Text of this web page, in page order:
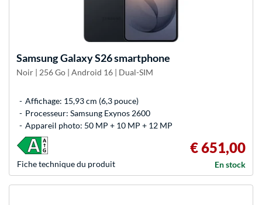
SamsungGalaxy S26 smartphone
Noir | 256 Go | Android 16 | Dual-SIM
Affichage: 15,93 cm (6,3 pouce)
Processeur: Samsung Exynos 2600
Appareil photo: 50 MP + 10 MP + 12 MP
Fiche technique du produit
€ 651,00
En stock